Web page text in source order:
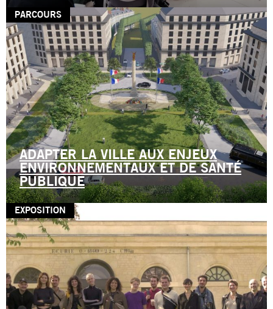
PARCOURS
ADAPTER LA VILLE AUX ENJEUX
ENVIRONNEMENTAUX ET DE SANTÉ
PUBLIQUE
EXPOSITION